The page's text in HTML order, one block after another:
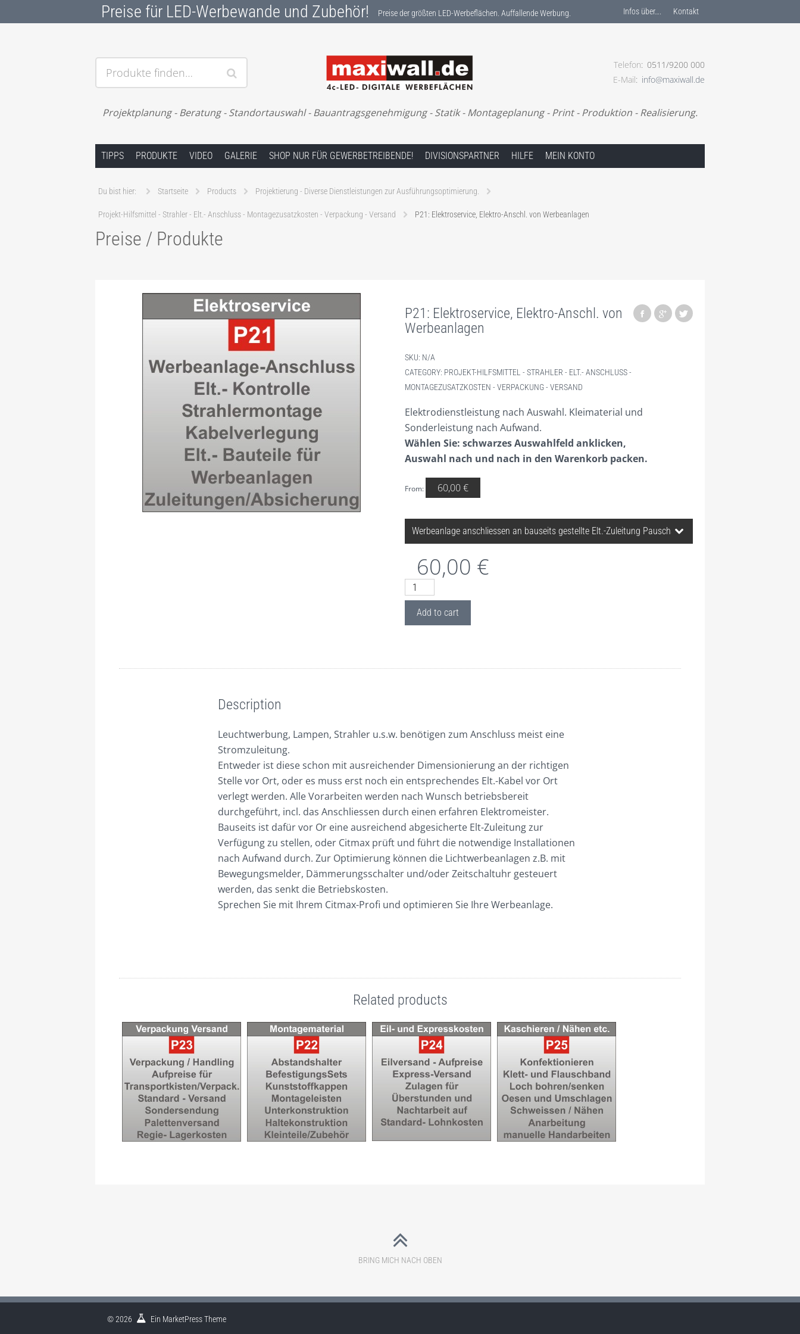
Preise für LED-Werbewande und Zubehör! Preise der größten LED-Werbeflächen. Auffallende Werbung. Infos über…. Kontakt
Produkte finden…
Preise der größten LED-Werbeflächen. Auffallende Werbung.
Telefon 0511/9200 000
E-Mail
info@maxiwall.de
Projektplanung - Beratung - Standortauswahl - Bauantragsgenehmigung - Statik - Montageplanung - Print - Produktion - Realisierung.
TIPPS PRODUKTE VIDEO GALERIE SHOP NUR FÜR GEWERBETREIBENDE! DIVISIONSPARTNER HILFE MEIN KONTO
Du bist hier: Startseite Products Projektierung - Diverse Dienstleistungen zur Ausführungsoptimierung.
Projekt-Hilfsmittel - Strahler - Elt.- Anschluss - Montagezusatzkosten - Verpackung - Versand P21: Elektroservice, Elektro-Anschl. von Werbeanlagen
Preise / Produkte
P21: Elektroservice, Elektro-Anschl. von
Werbeanlagen
SKU: N/A
CATEGORY: PROJEKT-HILFSMITTEL - STRAHLER - ELT.- ANSCHLUSS -
MONTAGEZUSATZKOSTEN - VERPACKUNG - VERSAND
Elektrodienstleistung nach Auswahl. Kleimaterial und
Sonderleistung nach Aufwand.
Wählen Sie: schwarzes Auswahlfeld anklicken,
Auswahl nach und nach in den Warenkorb packen.
From: 60,00€
P21 ELEKTROSERVICE
60,00 €
P21:
Elektroservice,
Elektro-
Add to cart
Description
Leuchtwerbung, Lampen, Strahler u.s.w. benötigen zum Anschluss meist eine
Stromzuleitung.
Entweder ist diese schon mit ausreichender Dimensionierung an der richtigen
Stelle vor Ort, oder es muss erst noch ein entsprechendes Elt.-Kabel vor Ort
verlegt werden. Alle Vorarbeiten werden nach Wunsch betriebsbereit
durchgeführt, incl. das Anschliessen durch einen erfahren Elektromeister.
Bauseits ist dafür vor Or eine ausreichend abgesicherte Elt-Zuleitung zur
Verfügung zu stellen, oder Citmax prüft und führt die notwendige Installationen
nach Aufwand durch. Zur Optimierung können die Lichtwerbeanlagen z.B. mit
Bewegungsmelder, Dämmerungsschalter und/oder Zeitschaltuhr gesteuert
werden, das senkt die Betriebskosten.
Sprechen Sie mit Ihrem Citmax-Profi und optimieren Sie Ihre Werbeanlage.
Related products
NACHTARBEIT
BRING MICH NACH OBEN
© 2026 Ein MarketPressTheme